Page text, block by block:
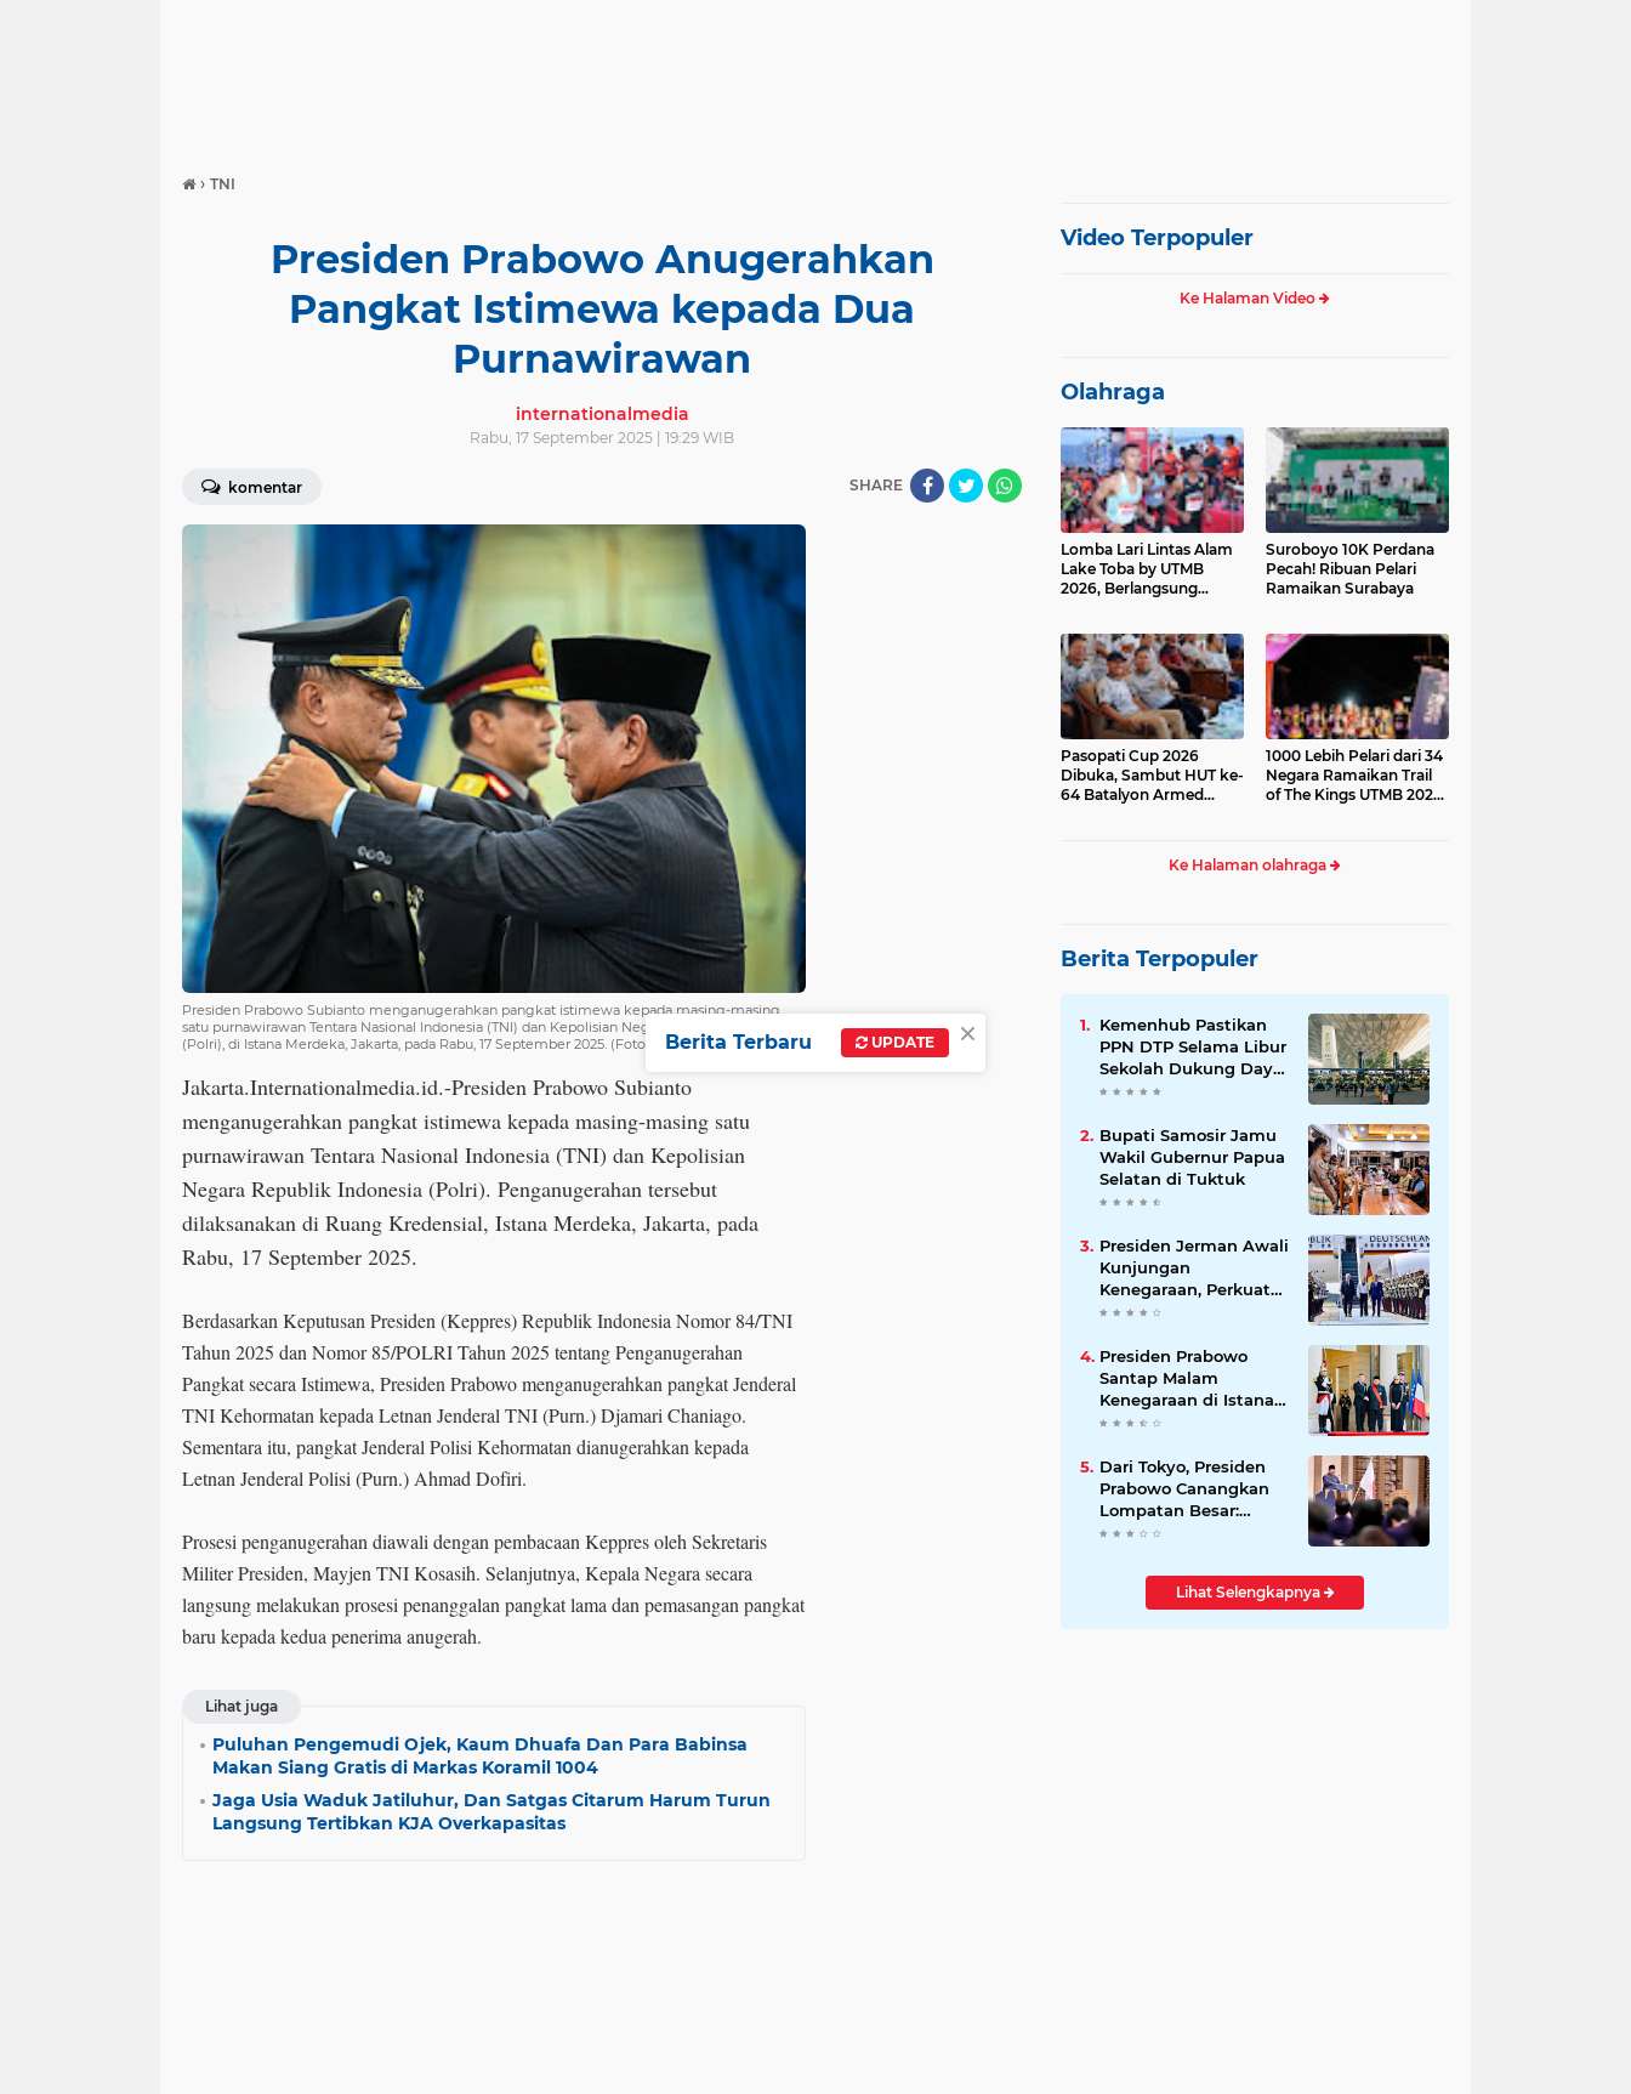
› TNI
Presiden Prabowo Anugerahkan
Pangkat Istimewa kepada Dua
Purnawirawan
internationalmedia
Rabu, 17 September 2025 | 19:29 WIB
komentar SHARE
Presiden Prabowo Subianto menganugerahkan pangkat istimewa kepada masing-masing
satu purnawirawan Tentara Nasional Indonesia (TNI) dan Kepolisian Negara Republik Indonesia
(Polri), di Istana Merdeka, Jakarta, pada Rabu, 17 September 2025. (Foto: BPMI Setpres)
Jakarta.Internationalmedia.id.-Presiden Prabowo Subianto
menganugerahkan pangkat istimewa kepada masing-masing satu
purnawirawan Tentara Nasional Indonesia (TNI) dan Kepolisian
Negara Republik Indonesia (Polri). Penganugerahan tersebut
dilaksanakan di Ruang Kredensial, Istana Merdeka, Jakarta, pada
Rabu, 17 September 2025.
Berdasarkan Keputusan Presiden (Keppres) Republik Indonesia Nomor 84/TNI
Tahun 2025 dan Nomor 85/POLRI Tahun 2025 tentang Penganugerahan
Pangkat secara Istimewa, Presiden Prabowo menganugerahkan pangkat Jenderal
TNI Kehormatan kepada Letnan Jenderal TNI (Purn.) Djamari Chaniago.
Sementara itu, pangkat Jenderal Polisi Kehormatan dianugerahkan kepada
Letnan Jenderal Polisi (Purn.) Ahmad Dofiri.
Prosesi penganugerahan diawali dengan pembacaan Keppres oleh Sekretaris
Militer Presiden, Mayjen TNI Kosasih. Selanjutnya, Kepala Negara secara
langsung melakukan prosesi penanggalan pangkat lama dan pemasangan pangkat
baru kepada kedua penerima anugerah.
Lihat juga
Puluhan Pengemudi Ojek, Kaum Dhuafa Dan Para Babinsa
Makan Siang Gratis di Markas Koramil 1004
Jaga Usia Waduk Jatiluhur, Dan Satgas Citarum Harum Turun
Langsung Tertibkan KJA Overkapasitas
Video Terpopuler
Ke Halaman Video
Olahraga
Lomba Lari Lintas Alam
Lake Toba by UTMB
2026, Berlangsung
Suroboyo 10K Perdana
Pecah! Ribuan Pelari
Ramaikan Surabaya
Pasopati Cup 2026
Dibuka, Sambut HUT ke-
64 Batalyon Armed
1000 Lebih Pelari dari 34
Negara Ramaikan Trail
of The Kings UTMB 2026
Ke Halaman olahraga
Berita Terpopuler
Kemenhub Pastikan
PPN DTP Selama Libur
Sekolah Dukung Daya
Beli Masyarakat
Bupati Samosir Jamu
Wakil Gubernur Papua
Selatan di Tuktuk
Presiden Jerman Awali
Kunjungan
Kenegaraan, Perkuat
Kemitraan Strategis
Presiden Prabowo
Santap Malam
Kenegaraan di Istana
Élysée Paris
Dari Tokyo, Presiden
Prabowo Canangkan
Lompatan Besar:
Energi Hijau, Hilirisasi,
Ekonomi
Lihat Selengkapnya
×
Berita Terbaru UPDATE